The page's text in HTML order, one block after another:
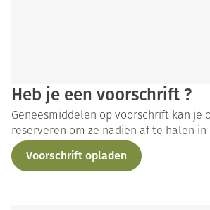
Heb je een voorschrift ?
Geneesmiddelen op voorschrift kan je
reserveren om ze nadien af te halen
Voorschrift opladen